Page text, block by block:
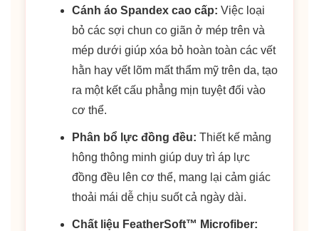
Cánh áo Spandex cao cấp: Việc loại
bỏ các sợi chun co giãn ở mép trên và
mép dưới giúp xóa bỏ hoàn toàn các vết
hằn hay vết lõm mất thẩm mỹ trên da, tạo
ra một kết cấu phẳng mịn tuyệt đối vào
cơ thể.
Phân bổ lực đồng đều: Thiết kế mảng
hông thông minh giúp duy trì áp lực
đồng đều lên cơ thể, mang lại cảm giác
thoải mái dễ chịu suốt cả ngày dài.
Chất liệu FeatherSoft™ Microfiber: